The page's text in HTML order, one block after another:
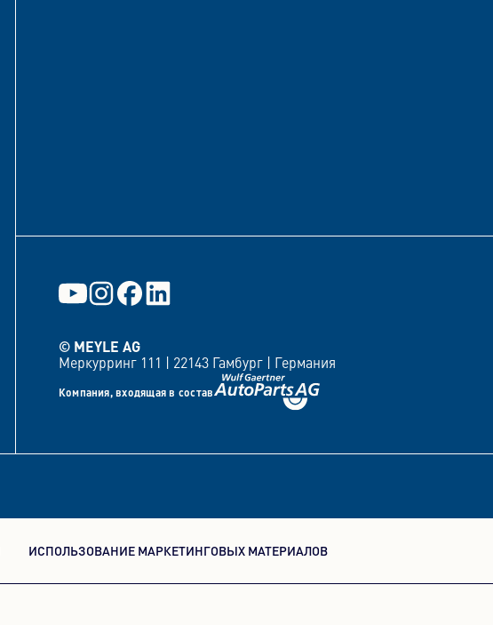
финансирования
© MEYLE AG
Меркурринг 111 | 22143 Гамбург | Германия
Компания, входящая в состав
ИСПОЛЬЗОВАНИЕ МАРКЕТИНГОВЫХ МАТЕРИАЛОВ